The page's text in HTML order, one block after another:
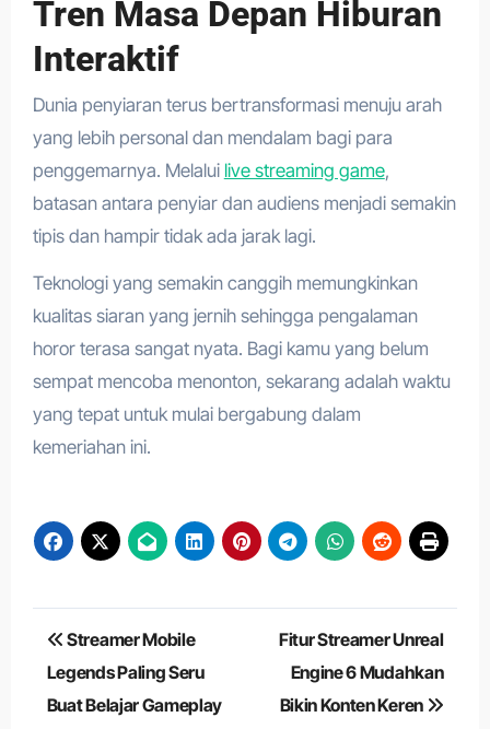
Tren Masa Depan Hiburan
Interaktif
Dunia penyiaran terus bertransformasi menuju arah
yang lebih personal dan mendalam bagi para
penggemarnya. Melalui live streaming game,
batasan antara penyiar dan audiens menjadi semakin
tipis dan hampir tidak ada jarak lagi.
Teknologi yang semakin canggih memungkinkan
kualitas siaran yang jernih sehingga pengalaman
horor terasa sangat nyata. Bagi kamu yang belum
sempat mencoba menonton, sekarang adalah waktu
yang tepat untuk mulai bergabung dalam
kemeriahan ini.
Navigasi
pos
Streamer Mobile
Legends Paling Seru
Buat Belajar Gameplay
Fitur Streamer Unreal
Engine 6 Mudahkan
Bikin Konten Keren